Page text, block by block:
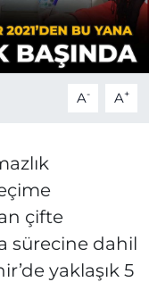
A- A+
çifte
sürecine dahil
yaklaşık 5